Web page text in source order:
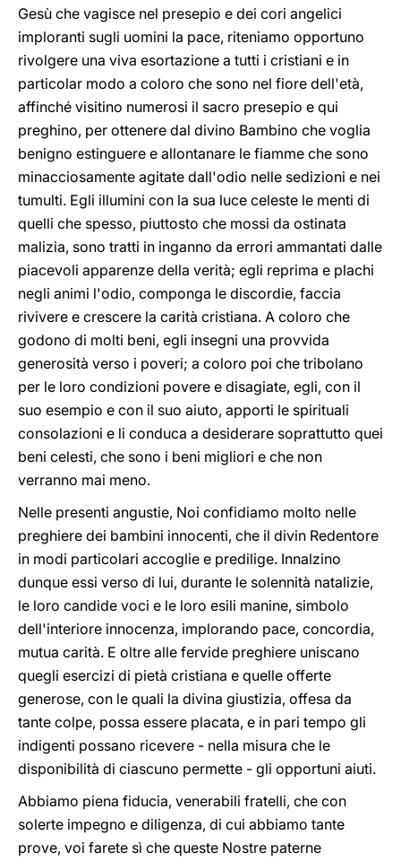
Gesù che vagisce nel presepio e dei cori angelici
imploranti sugli uomini la pace, riteniamo opportuno
rivolgere una viva esortazione a tutti i cristiani e in
particolar modo a coloro che sono nel fiore dell'età,
affinché visitino numerosi il sacro presepio e qui
preghino, per ottenere dal divino Bambino che voglia
benigno estinguere e allontanare le fiamme che sono
minacciosamente agitate dall'odio nelle sedizioni e nei
tumulti. Egli illumini con la sua luce celeste le menti di
quelli che spesso, piuttosto che mossi da ostinata
malizia, sono tratti in inganno da errori ammantati dalle
piacevoli apparenze della verità; egli reprima e plachi
negli animi l'odio, componga le discordie, faccia
rivivere e crescere la carità cristiana. A coloro che
godono di molti beni, egli insegni una provvida
generosità verso i poveri; a coloro poi che tribolano
per le loro condizioni povere e disagiate, egli, con il
suo esempio e con il suo aiuto, apporti le spirituali
consolazioni e li conduca a desiderare soprattutto quei
beni celesti, che sono i beni migliori e che non
verranno mai meno.
Nelle presenti angustie, Noi confidiamo molto nelle
preghiere dei bambini innocenti, che il divin Redentore
in modi particolari accoglie e predilige. Innalzino
dunque essi verso di lui, durante le solennità natalizie,
le loro candide voci e le loro esili manine, simbolo
dell'interiore innocenza, implorando pace, concordia,
mutua carità. E oltre alle fervide preghiere uniscano
quegli esercizi di pietà cristiana e quelle offerte
generose, con le quali la divina giustizia, offesa da
tante colpe, possa essere placata, e in pari tempo gli
indigenti possano ricevere - nella misura che le
disponibilità di ciascuno permette - gli opportuni aiuti.
Abbiamo piena fiducia, venerabili fratelli, che con
solerte impegno e diligenza, di cui abbiamo tante
prove, voi farete sì che queste Nostre paterne